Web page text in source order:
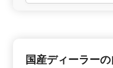
＜確かな技術者募集
を募集しています。
般修理、電装品の修理
50代の技術者が多く在
国産ディーラー